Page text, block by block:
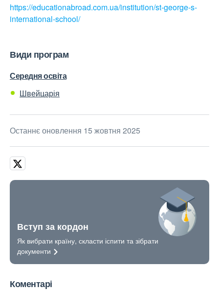
https://educationabroad.com.ua/institution/st-george-s-
international-school/
Види програм
Середня освіта
Швейцарія
Останнє оновлення 15 жовтня 2025
Вступ за кордон
Як вибрати країну, скласти іспити та зібрати
документи
Коментарі